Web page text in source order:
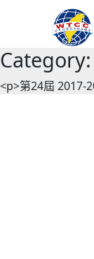
Category:
<p>第24屆 2017-